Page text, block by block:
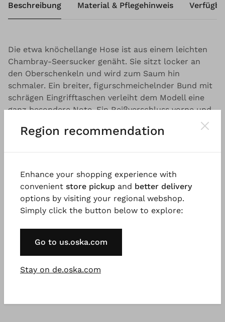
Beschreibung Material & Pflegehinweis
Die etwa knöchellange Hose ist aus einem leichten
Chambray-Seersucker genäht. Sie sitzt locker an
den Oberschenkeln und wird zum Saum hin
schmaler. Ein breiter, figurschmeichelnder Bund mit
schrägen Eingrifftaschen verleiht dem Modell eine
ganz besondere Note. Ein Reißverschluss vorne und
der bequeme Gummibund hinten unterstreichen den
lässigen Look dieser zeitlosen Hose.
Seersucker-Chambray aus elastischer Baumwolle,
hergestellt in Italien.
Region recommendation
Enhance your shopping experience with
convenient store pickup and better delivery
options by visiting your regional webshop.
Simply click the button below to explore:
Go to us.oska.com
Stay on de.oska.com